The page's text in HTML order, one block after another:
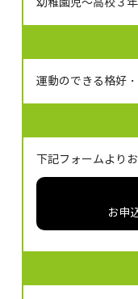
運動のできる格好
下記フォームより
お申